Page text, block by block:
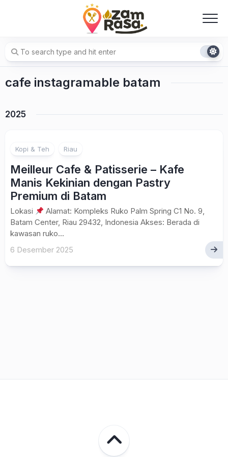
cafe instagramable batam
2025
Kopi & Teh Riau
Meilleur Cafe & Patisserie – Kafe
Manis Kekinian dengan Pastry
Premium di Batam
Lokasi
Alamat: Kompleks Ruko Palm Spring C1 No. 9,
Batam Center, Riau 29432, Indonesia Akses: Berada di
kawasan ruko...
6 Desember 2025